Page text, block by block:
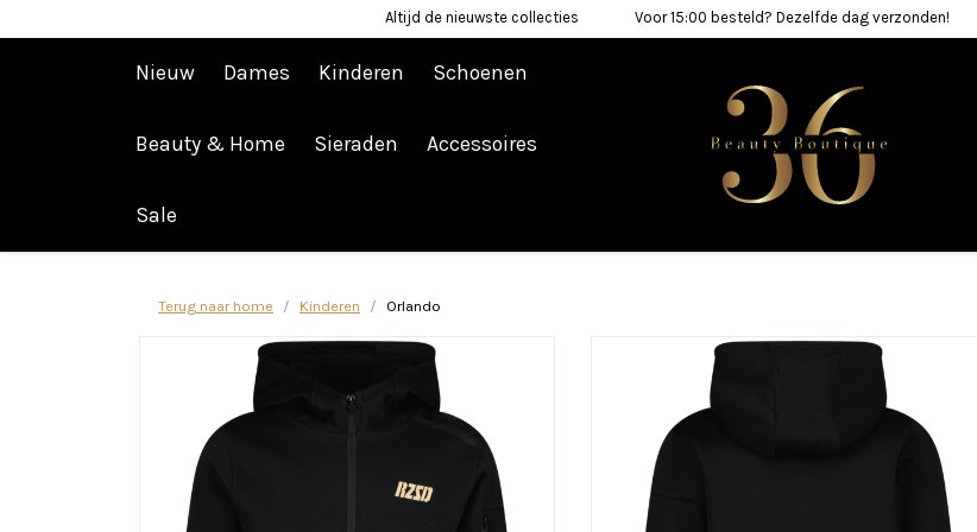
Altijd de nieuwste collecties Voor 15:00 besteld? Dezelfde dag verzonden!
Nieuw Dames Kinderen Schoenen
Beauty & Home Sieraden Accessoires
Sale
Afrekenen is uitgeschakeld.
Terug naar home Kinderen Orlando